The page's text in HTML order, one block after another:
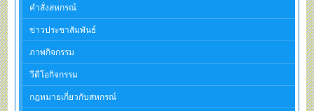
คำสั่งสหกรณ์
ข่าวประชาสัมพันธ์
ภาพกิจกรรม
วีดีโอกิจกรรม
กฎหมายเกี่ยวกับสหกรณ์